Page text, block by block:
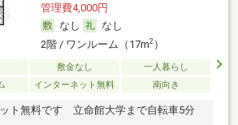
管理費4,000円
なし
なし
2階 / ワンルーム（17m2）
敷金なし
一人暮らし
インターネット無料 南向き
ト無料です 立命館大学まで自転車5分